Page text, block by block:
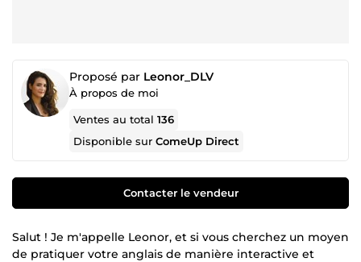
Proposé par Leonor_DLV
À propos de moi
Ventes au total136
Disponible surComeUp Direct
Contacter le vendeur
Salut ! Je m'appelle Leonor, et si vous cherchez un moyen
de pratiquer votre anglais de manière interactive et